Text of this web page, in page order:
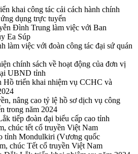
khai công tác cải cách hành chính
dụng trực tuyến
Đình Trung làm việc với Ban
Ea Súp
làm việc với đoàn công tác đại sứ quán
chính sách về hoạt động của đơn vị
UBND tỉnh
triển khai nhiệm vụ CCHC và
nâng cao tỷ lệ hồ sơ dịch vụ công
trong năm 2024
tiếp đoàn đại biểu cấp cao tỉnh
chúc tết cổ truyền Việt Nam
tỉnh Mondulkiri (Vương quốc
chúc Tết cổ truyền Việt Nam